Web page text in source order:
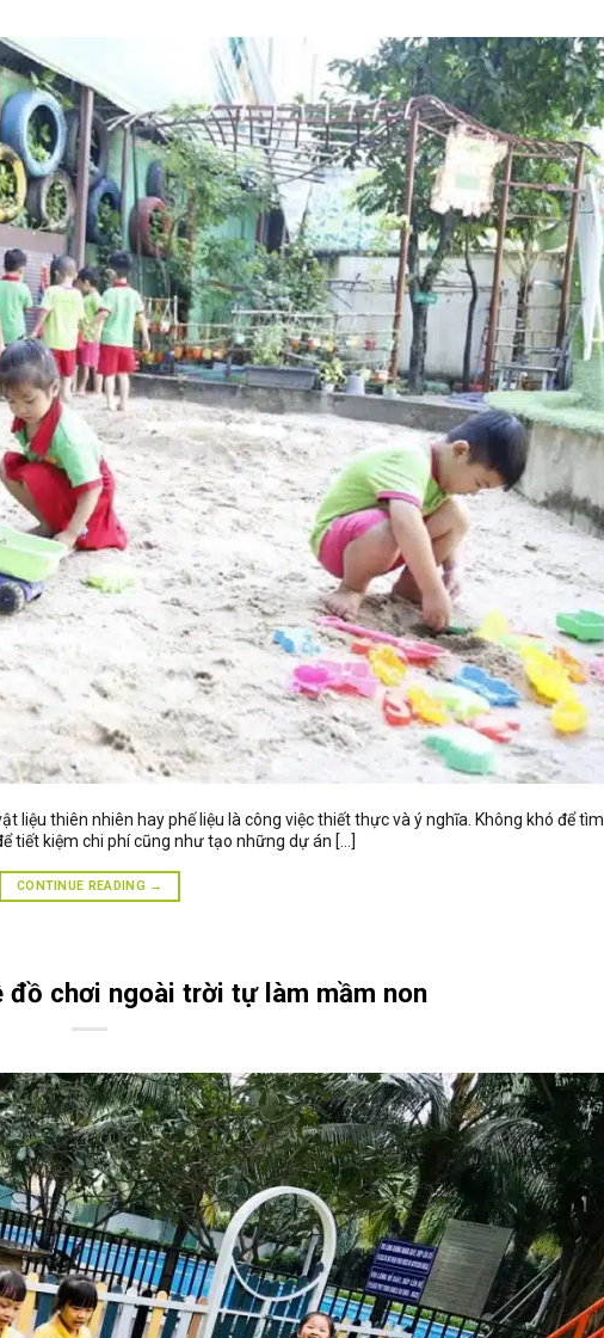
liệu thiên nhiên hay phế liệu là công việc thiết thực và ý nghĩa. Không khó để tìm
tiết kiệm chi phí cũng như tạo những dự án […]
CONTINUE READING →
đồ chơi ngoài trời tự làm mầm non